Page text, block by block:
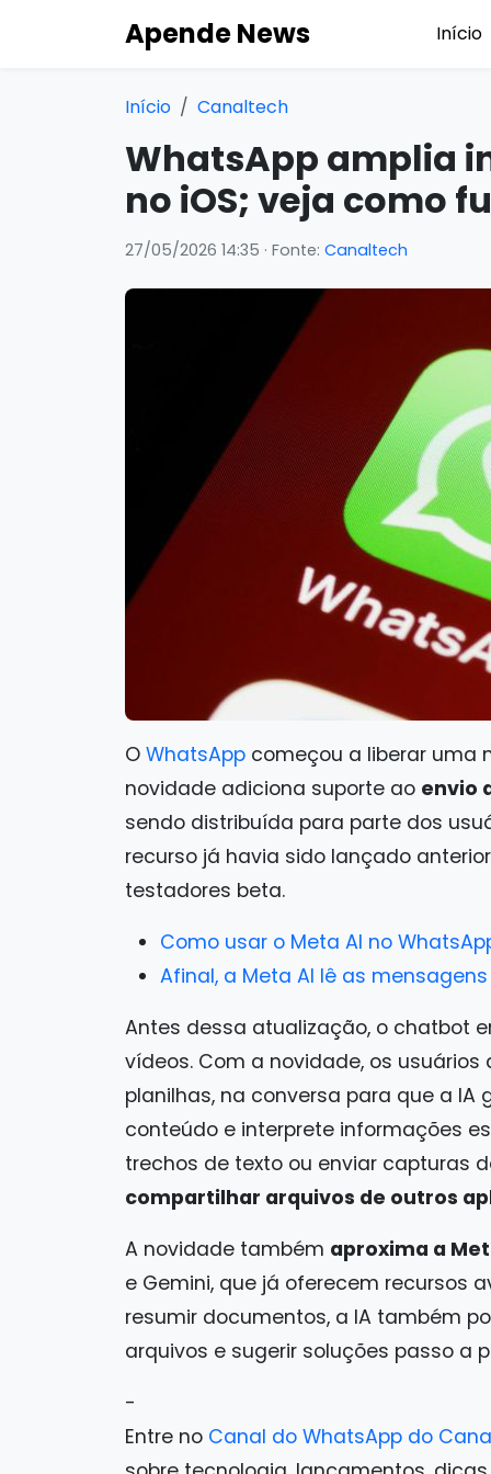
Apende News Início
Início Canaltech
WhatsApp amplia
no iOS; veja como
27/05/2026 14:35 · Fonte: Canaltech
O WhatsApp começou a liberar
novidade adiciona suporte ao envio
sendo distribuída para parte dos
recurso já havia sido lançado
testadores beta.
Como usar o Meta AI no
Afinal, a Meta AI lê as
Antes dessa atualização, o chatbot
vídeos. Com a novidade, os usuários
planilhas, na conversa para que a IA
conteúdo e interprete informações
trechos de texto ou enviar capturas
compartilhar arquivos de outros
A novidade também aproxima a
e Gemini, que já oferecem recursos
resumir documentos, a IA também
arquivos e sugerir soluções passo a
-
Entre no Canal do WhatsApp do